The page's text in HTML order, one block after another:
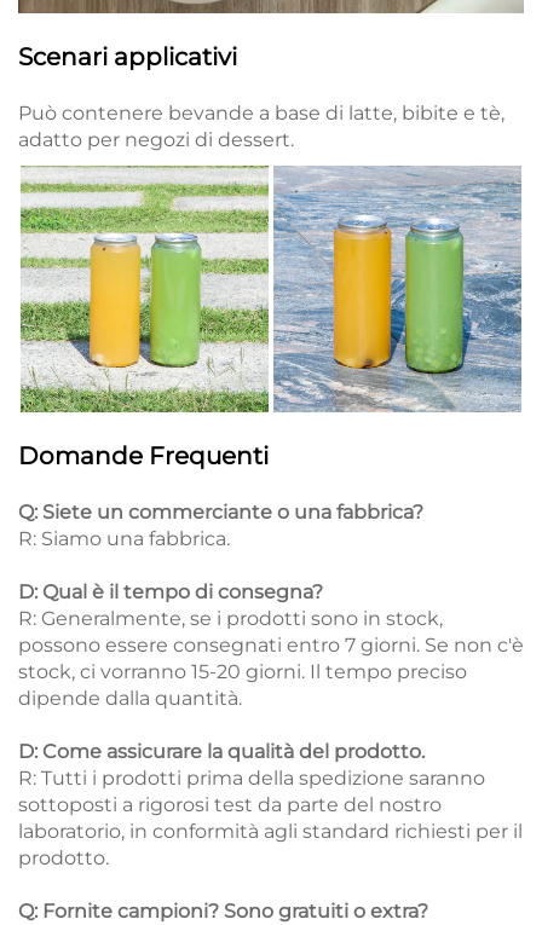
Scenari applicativi
Può contenere bevande a base di latte, bibite e tè,
adatto per negozi di dessert.
Domande Frequenti
Q: Siete un commerciante o una fabbrica?
R: Siamo una fabbrica.
D: Qual è il tempo di consegna?
R: Generalmente, se i prodotti sono in stock,
possono essere consegnati entro 7 giorni. Se non c'è
stock, ci vorranno 15-20 giorni. Il tempo preciso
dipende dalla quantità.
D: Come assicurare la qualità del prodotto.
R: Tutti i prodotti prima della spedizione saranno
sottoposti a rigorosi test da parte del nostro
laboratorio, in conformità agli standard richiesti per il
prodotto.
Q: Fornite campioni? Sono gratuiti o extra?